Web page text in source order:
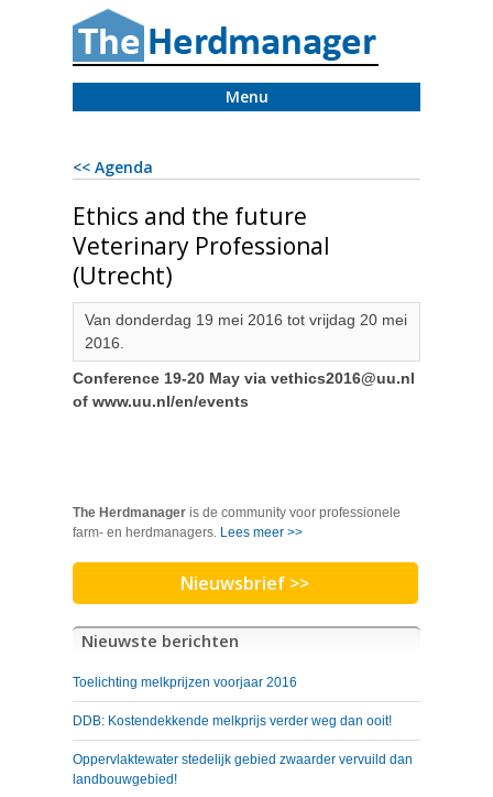
Menu
<< Agenda
Ethics and the future
Veterinary Professional
(Utrecht)
Van donderdag 19 mei 2016 tot vrijdag 20 mei
2016.
Conference 19-20 May via vethics2016@uu.nl
of www.uu.nl/en/events
The Herdmanager is de community voor professionele
farm- en herdmanagers. Lees meer >>
Nieuwsbrief >>
Nieuwste berichten
Toelichting melkprijzen voorjaar 2016
DDB: Kostendekkende melkprijs verder weg dan ooit!
Oppervlaktewater stedelijk gebied zwaarder vervuild dan
landbouwgebied!